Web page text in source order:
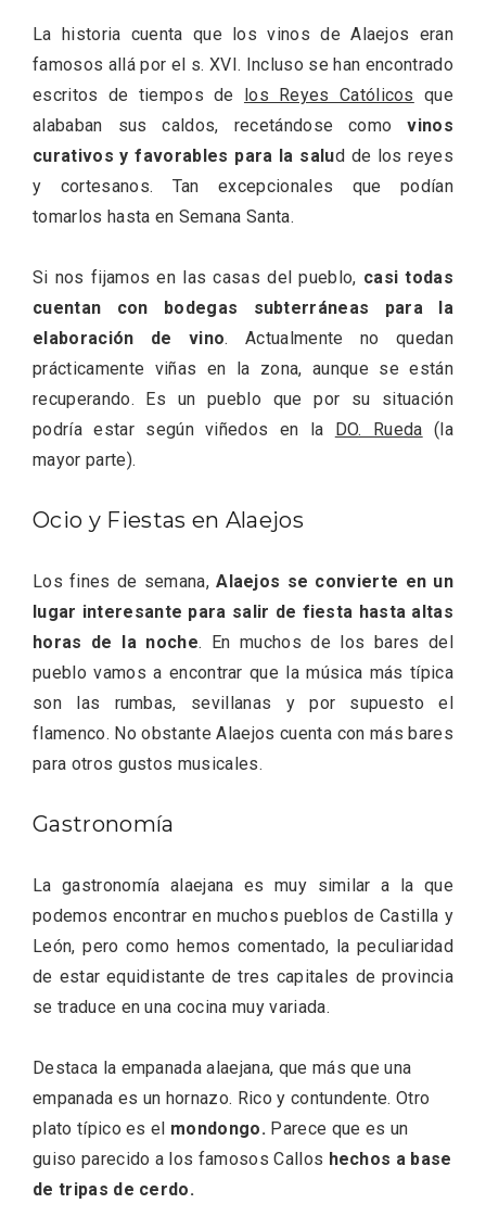
La historia cuenta que los vinos de Alaejos eran
famosos allá por el s. XVI. Incluso se han encontrado
escritos de tiempos de
los Reyes Católicos que
alababan sus caldos, recetándose como vinos
curativos y favorables para la salud de los reyes
y cortesanos. Tan excepcionales que podían
tomarlos hasta en Semana Santa.
Si nos fijamos en las casas del pueblo, casi todas
cuentan con bodegas subterráneas para la
elaboración de vino. Actualmente no quedan
prácticamente viñas en la zona, aunque se están
recuperando. Es un pueblo que por su situación
podría estar según viñedos en la
DO. Rueda (la
mayor parte).
Ocio y Fiestas en Alaejos
Los fines de semana,Alaejos se convierte en un
lugar interesante para salir de fiesta hasta altas
horas de la noche. En muchos de los bares del
pueblo vamos a encontrar que la música más típica
son las rumbas, sevillanas y por supuesto el
flamenco. No obstante Alaejos cuenta con más bares
para otros gustos musicales.
Gastronomía
La gastronomía alaejana es muy similar a la que
podemos encontrar en muchos pueblos de Castilla y
León, pero como hemos comentado, la peculiaridad
de estar equidistante de tres capitales de provincia
se traduce en una cocina muy variada.
Destaca la empanada alaejana, que más que una
empanada es un hornazo. Rico y contundente. Otro
plato típico es el mondongo.Parece que es un
guiso parecido a los famosos Callos hechos a base
de tripas de cerdo.
La zonificación como recurso turístico
de la Ruta del Vino de Rueda
IV Edición del Festival de Narración Oral,
Memoria, Tierra y Voz